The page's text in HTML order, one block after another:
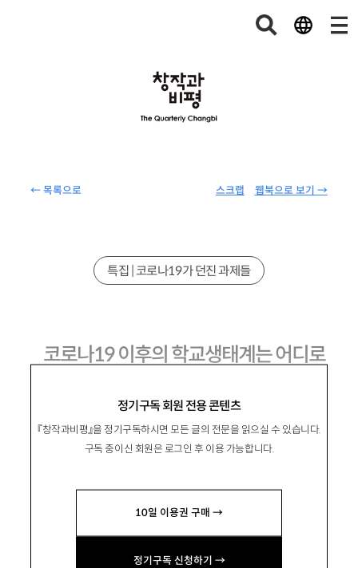
← 목록으로 웹북으로 보기 →
스크랩
정기구독 회원 전용 콘텐츠
『창작과비평』을 정기구독하시면 모든 글의 전문을 읽으실 수 있습니다.
구독 중이신 회원은 로그인 후 이용 가능합니다.
10일 이용권 구매 →
정기구독 신청하기 →
특집 | 코로나19가 던진 과제들
코로나19 이후의 학교생태계는 어디로
집필노동자, 지역교육네트워크 이룸 대표. 저서
『포기하지 않아, 지구』 『죽음이 삶에게 안부를 묻